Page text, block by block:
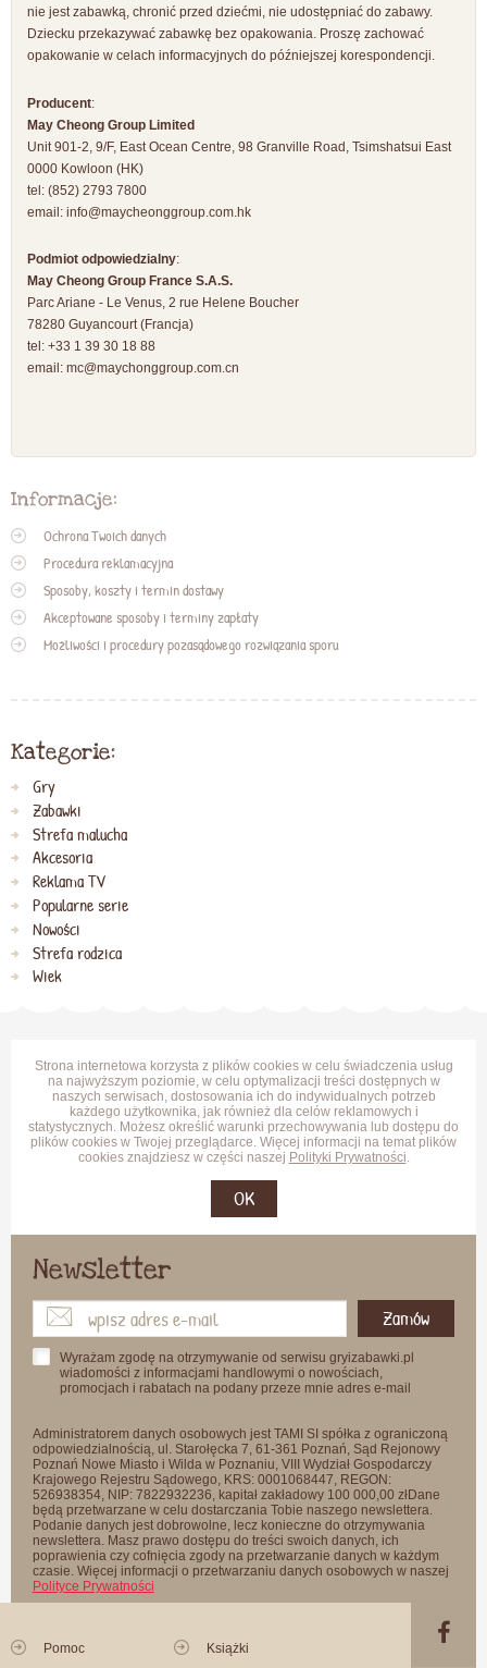
nie jest zabawką, chronić przed dziećmi, nie udostępniać do zabawy.
Dziecku przekazywać zabawkę bez opakowania. Proszę zachować
opakowanie w celach informacyjnych do późniejszej korespondencji.
Producent:
May Cheong Group Limited
Unit 901-2, 9/F, East Ocean Centre, 98 Granville Road, Tsimshatsui East
0000 Kowloon (HK)
tel: (852) 2793 7800
email: info@maycheonggroup.com.hk
Podmiot odpowiedzialny:
May Cheong Group France S.A.S.
Parc Ariane - Le Venus, 2 rue Helene Boucher
78280 Guyancourt (Francja)
tel: +33 1 39 30 18 88
email: mc@maychonggroup.com.cn
Informacje:
Ochrona Twoich danych
Procedura reklamacyjna
Sposoby, koszty i termin dostawy
Akceptowane sposoby i terminy zapłaty
Możliwości i procedury pozasądowego rozwiązania sporu
Kategorie:
Gry
Zabawki
Strefa malucha
Akcesoria
Reklama TV
Popularne serie
Nowości
Strefa rodzica
Wiek
Strona internetowa korzysta z plików cookies w celu świadczenia usług
na najwyższym poziomie, w celu optymalizacji treści dostępnych w
naszych serwisach, dostosowania ich do indywidualnych potrzeb
każdego użytkownika, jak również dla celów reklamowych i
statystycznych. Możesz określić warunki przechowywania lub dostępu do
plików cookies w Twojej przeglądarce. Więcej informacji na temat plików
cookies znajdziesz w części naszej Polityki Prywatności
OK
Newsletter
Zamów
Wyrażam zgodę na otrzymywanie od serwisu gryizabawki.pl
wiadomości z informacjami handlowymi o nowościach,
promocjach i rabatach na podany przeze mnie adres e-mail
Administratorem danych osobowych jest TAMI SI spółka z ograniczoną
odpowiedzialnością, ul. Starołęcka 7, 61-361 Poznań, Sąd Rejonowy
Poznań Nowe Miasto i Wilda w Poznaniu, VIII Wydział Gospodarczy
Krajowego Rejestru Sądowego, KRS: 0001068447, REGON:
526938354, NIP: 7822932236, kapitał zakładowy 100 000,00 złDane
będą przetwarzane w celu dostarczania Tobie naszego newslettera.
Podanie danych jest dobrowolne, lecz konieczne do otrzymywania
newslettera. Masz prawo dostępu do treści swoich danych, ich
poprawienia czy cofnięcia zgody na przetwarzanie danych w każdym
czasie. Więcej informacji o przetwarzaniu danych osobowych w naszej
Polityce Prywatności
Pomoc Książki